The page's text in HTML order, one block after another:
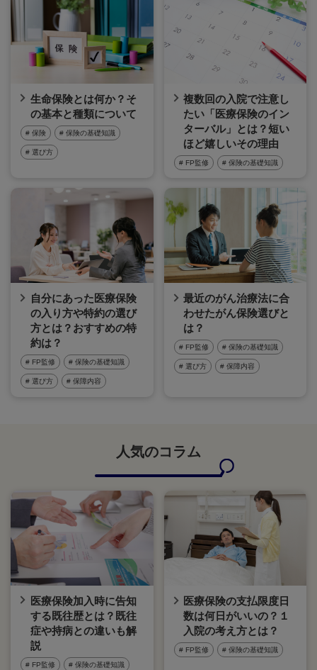
生命保険とは何か？そ
の基本と種類について
# 保険 # 保険の基礎知識
# 選び方
複数回の入院で注意し
たい「医療保険のイン
ターバル」とは？短い
ほど嬉しいその理由
# FP監修 # 保険の基礎知識
自分にあった医療保険
の入り方や特約の選び
方とは？おすすめの特
約は？
# FP監修 # 保険の基礎知識
# 選び方 # 保障内容
最近のがん治療法に合
わせたがん保険選びと
は？
# FP監修 # 保険の基礎知識
# 選び方 # 保障内容
人気のコラム
医療保険加入時に告知
する既往歴とは？既往
症や持病との違いも解
説
# FP監修 # 保険の基礎知識
医療保険の支払限度日
数は何日がいいの？１
入院の考え方とは？
# FP監修 # 保険の基礎知識